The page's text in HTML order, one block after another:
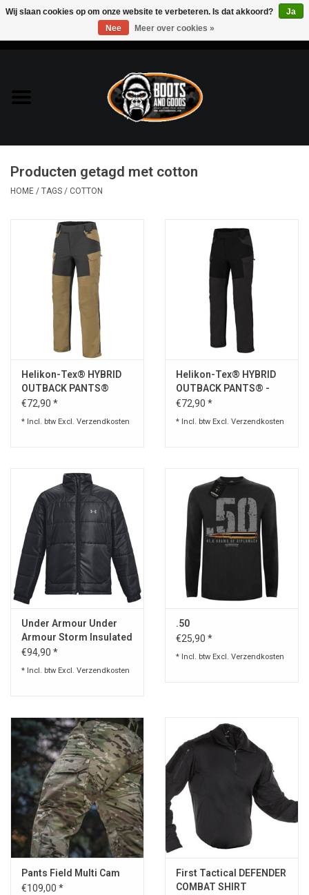
Bags & Packs
Bescherming
Messen & Multitools
Schoenen
Speelgoed
Survival
Producten getagd met cotton
HOME / TAGS / COTTON
Helikon-Tex® HYBRID
OUTBACK PANTS®
DURACANVAS® - Coyote
€72,90 *
* Incl. btw Excl. Verzendkosten
Helikon-Tex® HYBRID
OUTBACK PANTS® -
DURACANVAS® - ASH
€72,90 *
* Incl. btw Excl. Verzendkosten
Under Armour Under
Armour Storm Insulated
Jacket
€94,90 *
* Incl. btw Excl. Verzendkosten
.50
€25,90 *
* Incl. btw Excl. Verzendkosten
Pants Field Multi Cam
€109,00 *
First Tactical DEFENDER
COMBAT SHIRT
Wij slaan cookies op om onze website te verbeteren. Is dat akkoord?
Ja
Nee
Meer over cookies »